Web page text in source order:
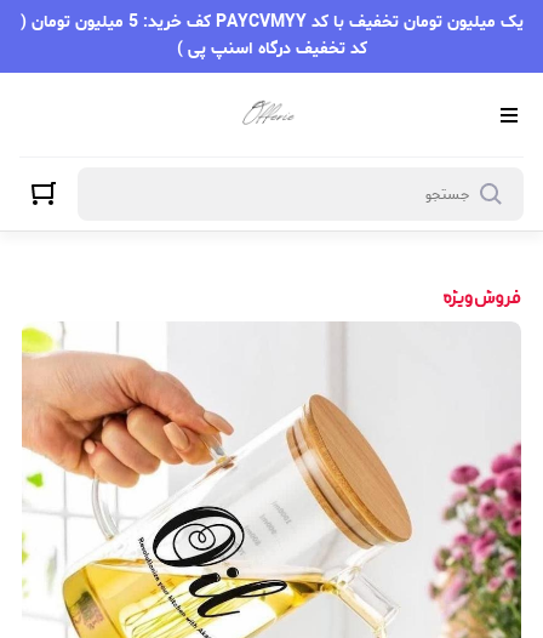
یک میلیون تومان تخفیف با کد PAYCVMYY کف خرید: 5 میلیون تومان (
کد تخفیف درگاه اسنپ پی )